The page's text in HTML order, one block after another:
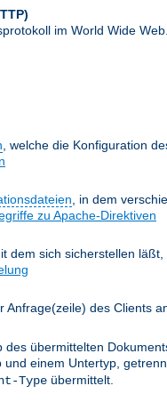
im World Wide
, welche die Konfiguration
, in dem
zu Apache-Direktiven
dem sich sicherstellen
Anfrage(zeile) des Clients
des übermittelten
einem Untertyp,
Type übermittelt.